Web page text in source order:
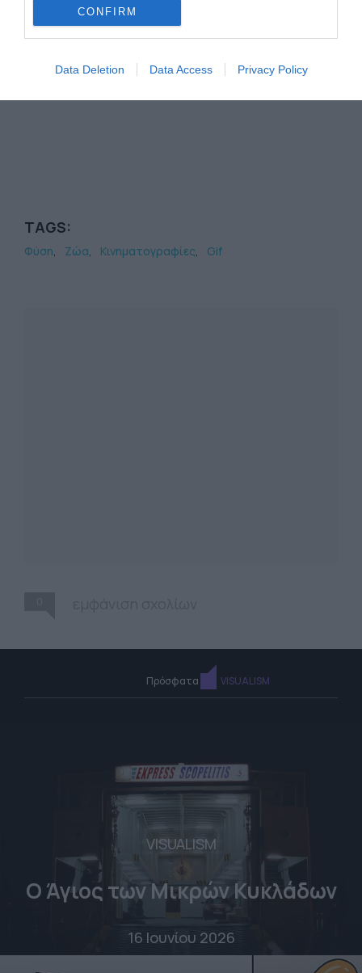
CONFIRM
Data Deletion Data Access Privacy Policy
TAGS:
Φύση Ζώα Κινηματογραφίες Gif
Πρόσφατα VISUALISM
VISUALISM
Ο Άγιος των Μικρών Κυκλάδων
16 Ιουνίου 2026